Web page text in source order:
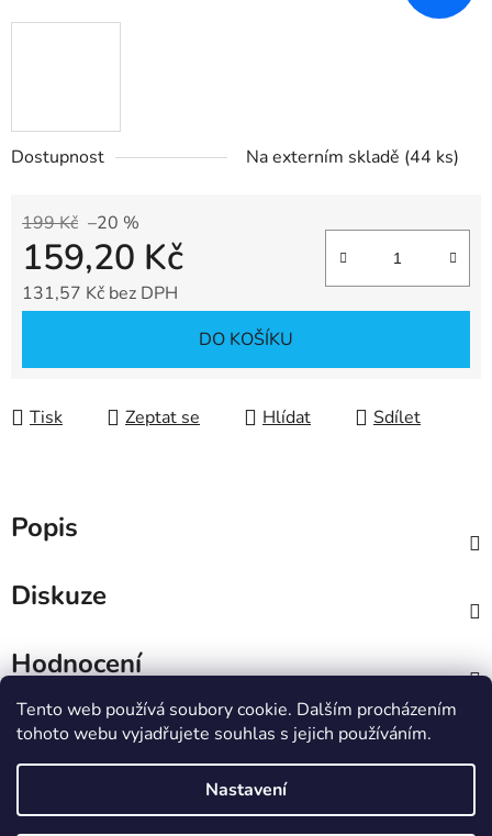
Tento web používá soubory cookie. Dalším procházením
tohoto webu vyjadřujete souhlas s jejich používáním.
Nastavení
Dostupnost Na externím skladě (44 ks)
199 Kč –20 %
159,20 Kč
131,57 Kč bez DPH
DO KOŠÍKU
Tisk Zeptat se Hlídat Sdílet
Popis
Diskuze
Hodnocení
IT e-shop